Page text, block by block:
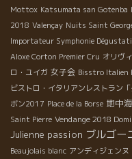
Mottox Katsumata san Gotenba
2018 Valençay Nuits Saint
Importateur Symphonie
Aloxe Corton Premier Cru オリヴ
ロ・ユイガ 女子会 Bisstro Italien
ビストロ・イタリアンレストラン「
ボン2017 Place de la Borse 地中海
Saint Pierre Vendange 2018
Julienne passion ブルゴー
Beaujolais blanc アンディジェンヌ